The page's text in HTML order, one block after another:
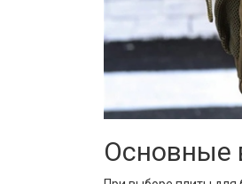
Основные